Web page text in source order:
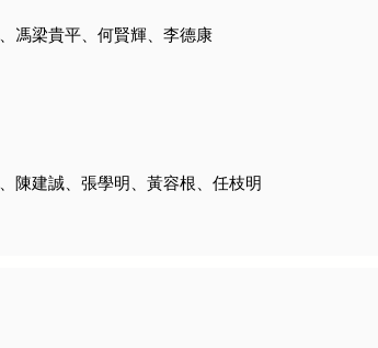
馮梁貴平、何賢輝、李德康
陳建誠、張學明、黃容根、任枝明